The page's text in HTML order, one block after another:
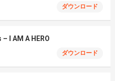
ダウンロード
I AM A HERO
ダウンロード